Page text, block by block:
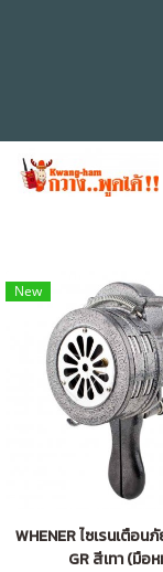
New
WHENER ไซเรนเตือน
GR สีเทา (มือ